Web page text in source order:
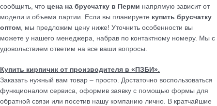
сообщить, что цена на брусчатку в Перми напрямую зависит от
модели и объема партии. Если вы планируете купить брусчатку
оптом , мы предложим цену ниже! Уточнить особенности вы
можете у нашего менеджера, набрав по контактному номеру. Мы с
удовольствием ответим на все ваши вопросы.
Купить кирпичик от производителя в «ПЗБИ».
Заказать нужный вам товар – просто. Достаточно воспользоваться
функционалом сервиса, оформив заявку с помощью формы для
обратной связи или посетив нашу компанию лично. В кратчайшие